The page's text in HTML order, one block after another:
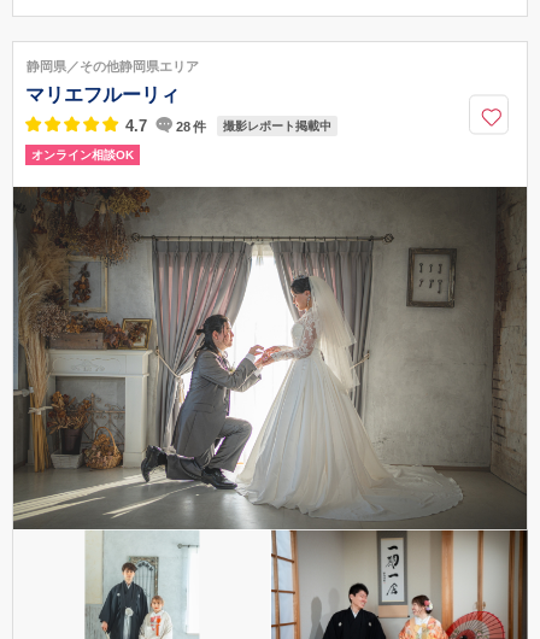
静岡県静岡市清水区草薙杉道2-1-1
054-348-4122
静岡県／その他静岡県エリア
マリエフルーリィ
4.7 28件 撮影レポート掲載中
オンライン相談OK